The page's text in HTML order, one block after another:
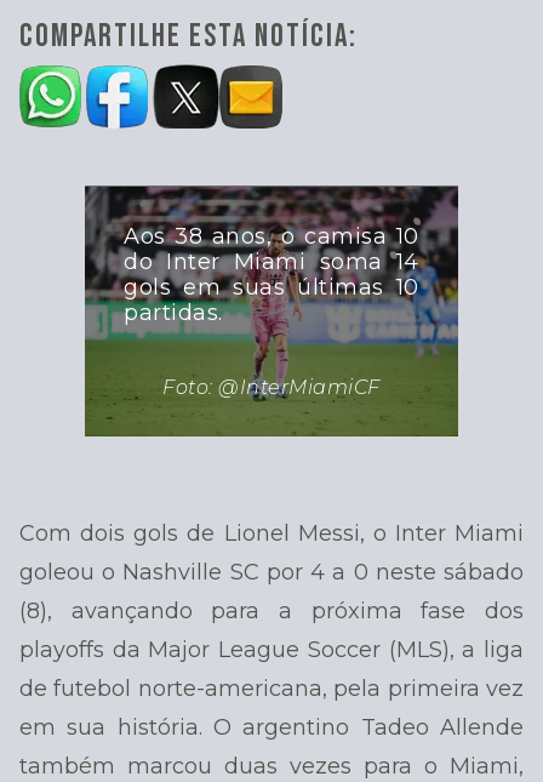
COMPARTILHE ESTA NOTÍCIA:
Aos 38 anos, o camisa 10
do Inter Miami soma 14
gols em suas últimas 10
partidas.
Foto: @InterMiamiCF
Com dois gols de Lionel Messi, o Inter Miami
goleou o Nashville SC por 4 a 0 neste sábado
(8), avançando para a próxima fase dos
playoffs da Major League Soccer (MLS), a liga
de futebol norte-americana, pela primeira vez
em sua história. O argentino Tadeo Allende
também marcou duas vezes para o Miami,